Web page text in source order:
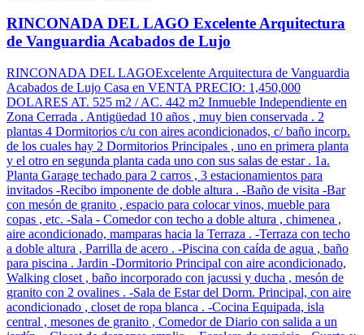
RINCONADA DEL LAGO Excelente Arquitectura
de Vanguardia Acabados de Lujo
RINCONADA DEL LAGOExcelente Arquitectura de Vanguardia
Acabados de Lujo Casa en VENTA PRECIO: 1,450,000
DOLARES AT. 525 m2 / AC. 442 m2 Inmueble Independiente en
Zona Cerrada . Antigüedad 10 años , muy bien conservada . 2
plantas 4 Dormitorios c/u con aires acondicionados, c/ baño incorp.
de los cuales hay 2 Dormitorios Principales , uno en primera planta
y el otro en segunda planta cada uno con sus salas de estar . 1a.
Planta Garage techado para 2 carros , 3 estacionamientos para
invitados -Recibo imponente de doble altura . -Baño de visita -Bar
con mesón de granito , espacio para colocar vinos, mueble para
copas , etc. -Sala - Comedor con techo a doble altura , chimenea ,
aire acondicionado, mamparas hacia la Terraza . -Terraza con techo
a doble altura , Parrilla de acero . -Piscina con caída de agua , baño
para piscina . Jardin -Dormitorio Principal con aire acondicionado,
Walking closet , baño incorporado con jacussi y ducha , mesón de
granito con 2 ovalines . -Sala de Estar del Dorm. Principal, con aire
acondicionado , closet de ropa blanca . -Cocina Equipada, isla
central , mesones de granito , Comedor de Diario con salida a un